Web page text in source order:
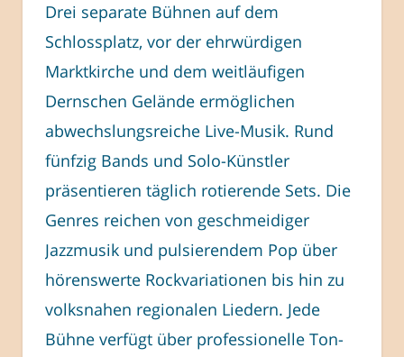
Drei separate Bühnen auf dem
Schlossplatz, vor der ehrwürdigen
Marktkirche und dem weitläufigen
Dernschen Gelände ermöglichen
abwechslungsreiche Live-Musik. Rund
fünfzig Bands und Solo-Künstler
präsentieren täglich rotierende Sets. Die
Genres reichen von geschmeidiger
Jazzmusik und pulsierendem Pop über
hörenswerte Rockvariationen bis hin zu
volksnahen regionalen Liedern. Jede
Bühne verfügt über professionelle Ton-